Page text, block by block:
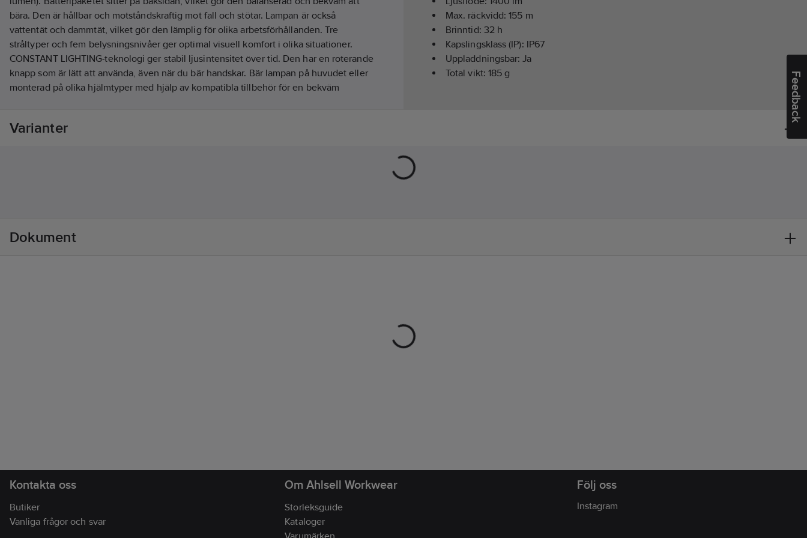
Feedback
bära. Den är hållbar och motståndskraftig mot fall och stötar. Lampan är också
vattentät och dammtät, vilket gör den lämplig för olika arbetsförhållanden. Tre
stråltyper och fem belysningsnivåer ger optimal visuell komfort i olika situationer.
CONSTANT LIGHTING-teknologi ger stabil ljusintensitet över tid. Den har en roterande
knapp som är lätt att använda, även när du bär handskar. Bär lampan på huvudet eller
monterad på olika hjälmtyper med hjälp av kompatibla tillbehör för en bekväm
Lev. artikelnr:
Max. räckvidd:155 m
Brinntid: 32 h
Kapslingsklass (IP): IP67
Uppladdningsbar:Ja
Total vikt: 185 g
Varianter
Dokument
Kontakta oss
Butiker
Vanliga frågor och svar
Om Ahlsell Workwear
Storleksguide
Kataloger
Följ oss
Instagram